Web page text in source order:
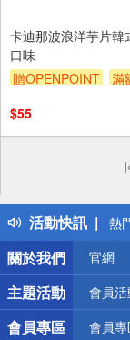
卡迪那波浪洋芋片韓
口味
贈OPENPOINT
滿
$55
活動快訊
得
熱
銀
偏
詐
關於我們
官網
主題活動 會員活
會員專區 會員